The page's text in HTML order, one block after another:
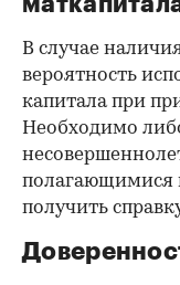
В случае
вероятность
капитала при
Необходимо
полагающимися
получить